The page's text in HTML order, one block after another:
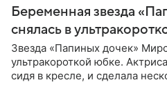
Беременная звезда
снялась в
Звезда «Папиных дочек»
ультракороткой юбке.
сидя в кресле, и сделала